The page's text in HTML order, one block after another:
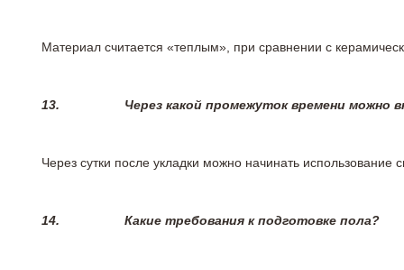
Материал считается «теплым», при сравнении с
13. Через какой промежуток времени можно
Через сутки после укладки можно начинать
14. Какие требования к подготовке пола?